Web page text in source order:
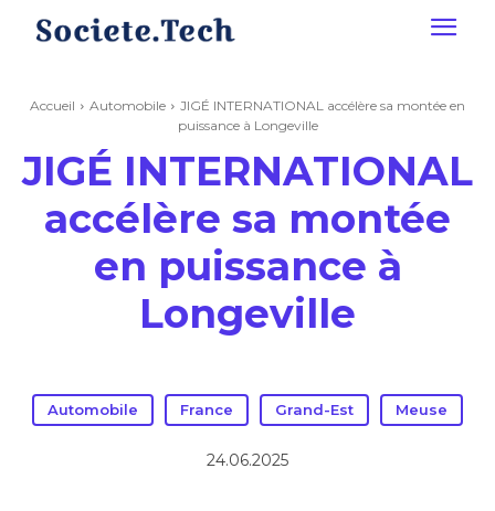
Accueil Automobile
JIGÉ INTERNATIONAL accélère sa montée en
puissance à Longeville
JIGÉ INTERNATIONAL
accélère sa montée
en puissance à
Longeville
Automobile France Grand-Est Meuse
24.06.2025